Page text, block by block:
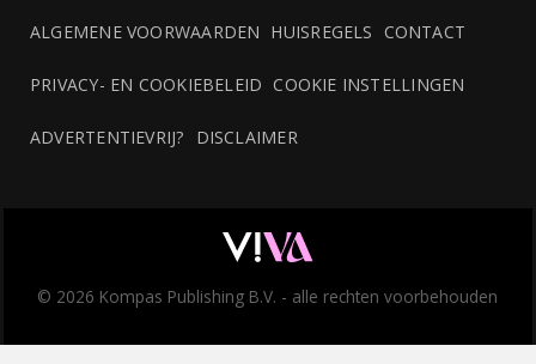
ALGEMENE VOORWAARDEN HUISREGELS CONTACT
PRIVACY- EN COOKIEBELEID COOKIE INSTELLINGEN
ADVERTENTIEVRIJ? DISCLAIMER
© 2026 Kompas Publishing B.V. - alle rechten voorbehouden